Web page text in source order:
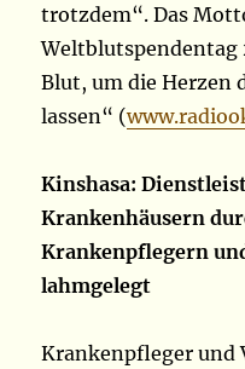
trotzdem“. Das
Weltblutspendentag
Blut, um die Herzen
lassen“ (
Kinshasa:
Krankenhäusern
Krankenpflegern
lahmgelegt
Krankenpfleger und